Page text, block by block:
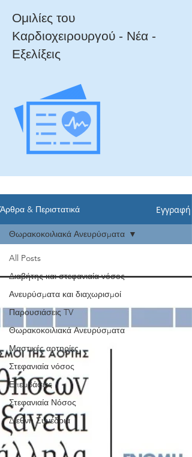
Ομιλίες του
Καρδιοχειρουργού - Νέα -
Εξελίξεις
Άρθρα & Περιστατικά Εγγραφή
All Posts
Διαβήτης και στεφανιαία νόσος
Ανευρύσματα και διαχωρισμοί
Παρουσιάσεις TV
Θωρακοκοιλιακά Ανευρύσματα
Μαστικές αρτηρίες
Στεφανιαία νόσος
Επεμβάσεις
Στεφανιαία Νόσος
Διεθνή Συνέδρια
Θωρακοκοιλιακά Ανευρύσματα